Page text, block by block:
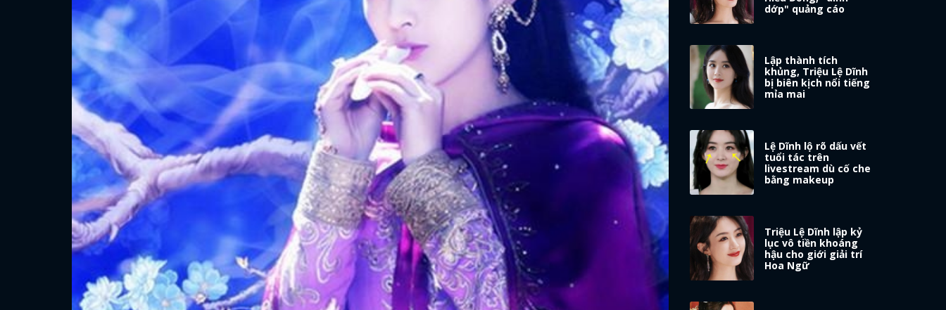
dớp" quảng cáo
Lập thành tích
khủng, Triệu Lệ Dĩnh
bị biên kịch nổi tiếng
mỉa mai
Lệ Dĩnh lộ rõ dấu vết
tuổi tác trên
livestream dù cố che
bằng makeup
Triệu Lệ Dĩnh lập kỷ
lục vô tiền khoáng
hậu cho giới giải trí
Hoa Ngữ